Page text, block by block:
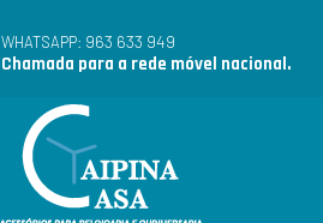
WHATSAPP: 963 633 949
Chamada para a rede móvel nacional.